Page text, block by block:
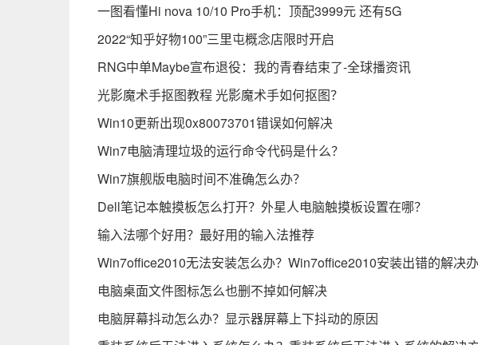
一图看懂Hi nova 10/10 Pro手机：顶配3999元 还有5G
2022“知乎好物100”三里屯概念店限时开启
RNG中单Maybe宣布退役：我的青春结束了-全球播资讯
光影魔术手抠图教程 光影魔术手如何抠图？
Win10更新出现0x80073701错误如何解决
Win7电脑清理垃圾的运行命令代码是什么？
Win7旗舰版电脑时间不准确怎么办？
Dell笔记本触摸板怎么打开？外星人电脑触摸板设置在哪？
输入法哪个好用？最好用的输入法推荐
Win7office2010无法安装怎么办？Win7office2010安装出错的解决
电脑桌面文件图标怎么也删不掉如何解决
电脑屏幕抖动怎么办？显示器屏幕上下抖动的原因